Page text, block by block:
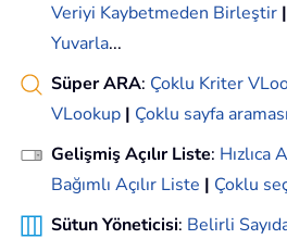
Veriyi Kaybetmeden Birleştir |
Yuvarla...
Süper ARA: Çoklu Kriter
VLookup | Çoklu sayfa araması
Gelişmiş Açılır Liste: Hızlıca
Bağımlı Açılır Liste | Çoklu
Sütun Yöneticisi: Belirli